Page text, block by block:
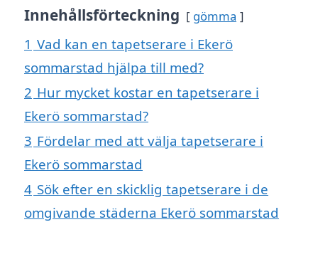
Innehållsförteckning gömma
1 Vad kan en tapetserare i Ekerö
sommarstad hjälpa till med?
2 Hur mycket kostar en tapetserare i
Ekerö sommarstad?
3 Fördelar med att välja tapetserare i
Ekerö sommarstad
4 Sök efter en skicklig tapetserare i de
omgivande städerna Ekerö sommarstad